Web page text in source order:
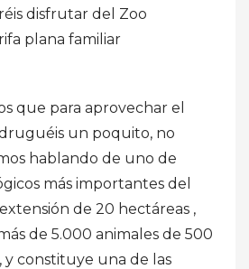
disfrutar del Zoo
plana familiar
que para aprovechar el
un poquito, no
hablando de uno de
más importantes del
de 20 hectáreas ,
de 5.000 animales de 500
y constituye una de las